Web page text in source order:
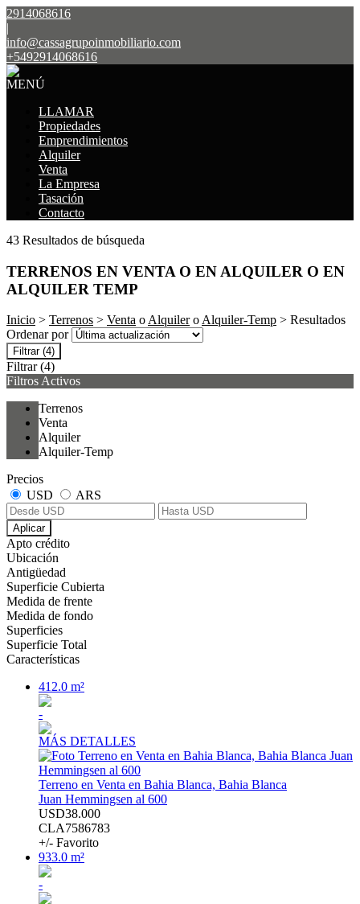
2914068616
|
info@cassagrupoinmobiliario.com
+5492914068616
MENÚ
LLAMAR
Propiedades
Emprendimientos
Alquiler
Venta
La Empresa
Tasación
Contacto
43 Resultados de búsqueda
TERRENOS EN VENTA O EN ALQUILER O EN
ALQUILER TEMP
Inicio > Terrenos > Venta oAlquileroAlquiler-Temp > Resultados
Ordenar por
Filtrar (4)
Filtrar (4)
Filtros Activos
Terrenos
Venta
Alquiler
Alquiler-Temp
Precios
USD
ARS
Aplicar
Apto crédito
Ubicación
Antigüedad
Superficie Cubierta
Medida de frente
Medida de fondo
Superficies
Superficie Total
Características
412.0 m²
-
MÁS DETALLES
Terreno en Venta en Bahia Blanca, Bahia Blanca
Juan Hemmingsen al 600
USD38.000
CLA7586783
+/- Favorito
933.0 m²
-